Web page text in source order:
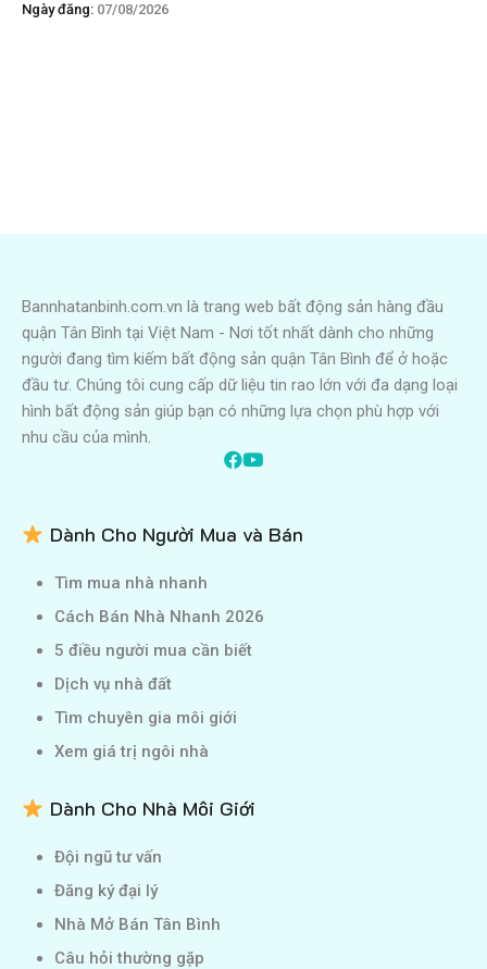
Ngày đăng: 07/08/2026
Bannhatanbinh.com.vn là trang web bất động sản hàng đầu
quận Tân Bình tại Việt Nam - Nơi tốt nhất dành cho những
người đang tìm kiếm bất động sản quận Tân Bình để ở hoặc
đầu tư. Chúng tôi cung cấp dữ liệu tin rao lớn với đa dạng loại
hình bất động sản giúp bạn có những lựa chọn phù hợp với
nhu cầu của mình.
Dành Cho Người Mua và Bán
Tìm mua nhà nhanh
Cách Bán Nhà Nhanh 2026
5 điều người mua cần biết
Dịch vụ nhà đất
Tìm chuyên gia môi giới
Xem giá trị ngôi nhà
Dành Cho Nhà Môi Giới
Đội ngũ tư vấn
Đăng ký đại lý
Nhà Mở Bán Tân Bình
Câu hỏi thường gặp